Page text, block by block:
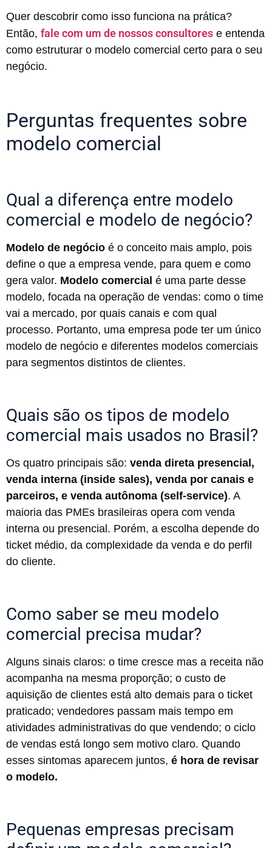
Quer descobrir como isso funciona na prática?
Então, fale com um de nossos consultores e entenda
como estruturar o modelo comercial certo para o seu
negócio.
Perguntas frequentes sobre
modelo comercial
Qual a diferença entre modelo
comercial e modelo de negócio?
Modelo de negócio é o conceito mais amplo, pois
define o que a empresa vende, para quem e como
gera valor. Modelo comercial é uma parte desse
modelo, focada na operação de vendas: como o time
vai a mercado, por quais canais e com qual
processo. Portanto, uma empresa pode ter um único
modelo de negócio e diferentes modelos comerciais
para segmentos distintos de clientes.
Quais são os tipos de modelo
comercial mais usados no Brasil?
Os quatro principais são: venda direta presencial,
venda interna (inside sales), venda por canais e
parceiros, e venda autônoma (self-service). A
maioria das PMEs brasileiras opera com venda
interna ou presencial. Porém, a escolha depende do
ticket médio, da complexidade da venda e do perfil
do cliente.
Como saber se meu modelo
comercial precisa mudar?
Alguns sinais claros: o time cresce mas a receita não
acompanha na mesma proporção; o custo de
aquisição de clientes está alto demais para o ticket
praticado; vendedores passam mais tempo em
atividades administrativas do que vendendo; o ciclo
de vendas está longo sem motivo claro. Quando
esses sintomas aparecem juntos, é hora de revisar
o modelo.
Pequenas empresas precisam